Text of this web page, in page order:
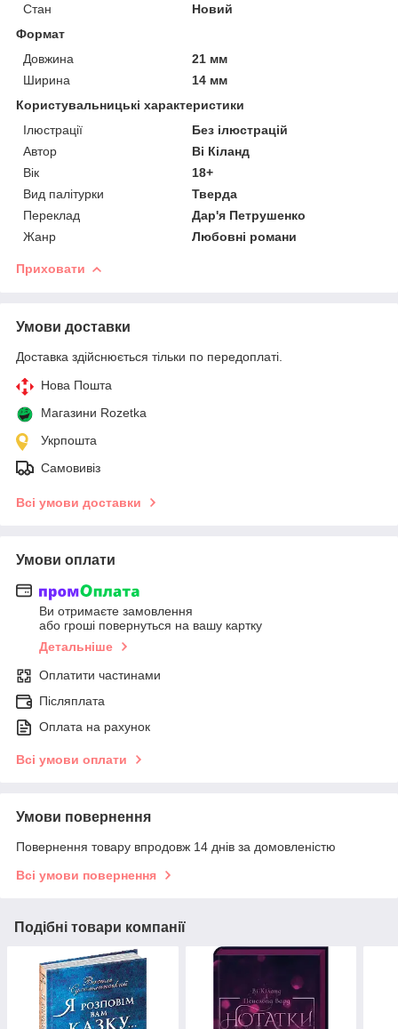
Стан
Новий
Формат
Довжина
21 мм
Ширина
14 мм
Користувальницькі характеристики
Ілюстрації
Без ілюстрацій
Автор
Ві Кіланд
Вік
18+
Вид палітурки
Тверда
Переклад
Дар'я Петрушенко
Жанр
Любовні романи
Приховати
Умови доставки
Доставка здійснюється тільки по передоплаті.
Нова Пошта
Магазини Rozetka
Укрпошта
Самовивіз
Всі умови доставки
Умови оплати
Ви отримаєте замовлення
або гроші повернуться на вашу картку
Детальніше
Оплатити частинами
Післяплата
Оплата на рахунок
Всі умови оплати
Умови повернення
Повернення товару впродовж 14 днів за домовленістю
Всі умови повернення
Подібні товари компанії